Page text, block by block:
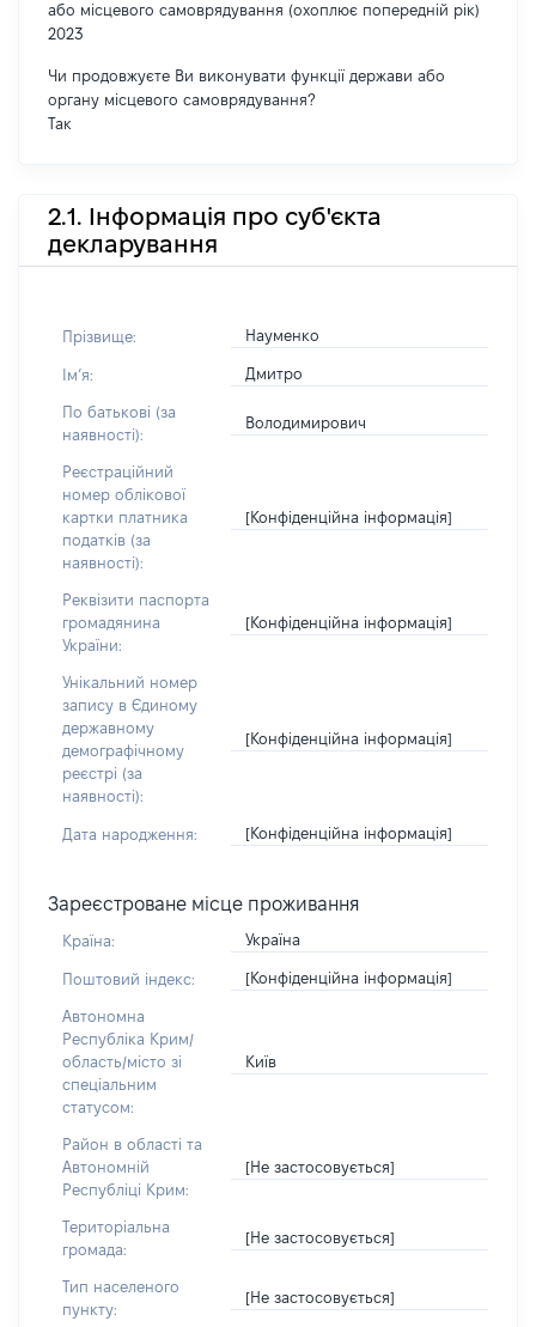
або місцевого самоврядування (охоплює попередній рік)
2023
Чи продовжуєте Ви виконувати функції держави або
органу місцевого самоврядування?
Так
2.1. Інформація про суб'єкта
декларування
Прізвище: Науменко
Імʼя: Дмитро
По батькові (за
наявності):
Володимирович
Реєстраційний
номер облікової
картки платника
податків (за
наявності):
[Конфіденційна інформація]
Реквізити паспорта
громадянина
України:
[Конфіденційна інформація]
Унікальний номер
запису в Єдиному
державному
демографічному
реєстрі (за
наявності):
[Конфіденційна інформація]
Дата народження: [Конфіденційна інформація]
Зареєстроване місце проживання
Країна: Україна
Поштовий індекс: [Конфіденційна інформація]
Автономна
Республіка Крим/
область/місто зі
спеціальним
статусом:
Київ
Район в області та
Автономній
Республіці Крим:
[Не застосовується]
Територіальна
громада:
[Не застосовується]
Тип населеного
пункту:
[Не застосовується]